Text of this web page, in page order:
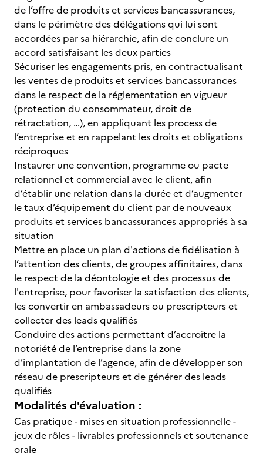
de l’offre de produits et services bancassurances,
dans le périmètre des délégations qui lui sont
accordées par sa hiérarchie, afin de conclure un
accord satisfaisant les deux parties
Sécuriser les engagements pris, en contractualisant
les ventes de produits et services bancassurances
dans le respect de la réglementation en vigueur
(protection du consommateur, droit de
rétractation, …), en appliquant les process de
l’entreprise et en rappelant les droits et obligations
réciproques
Instaurer une convention, programme ou pacte
relationnel et commercial avec le client, afin
d’établir une relation dans la durée et d’augmenter
le taux d’équipement du client par de nouveaux
produits et services bancassurances appropriés à sa
situation
Mettre en place un plan d'actions de fidélisation à
l’attention des clients, de groupes affinitaires, dans
le respect de la déontologie et des processus de
l'entreprise, pour favoriser la satisfaction des clients,
les convertir en ambassadeurs ou prescripteurs et
collecter des leads qualifiés
Conduire des actions permettant d’accroître la
notoriété de l’entreprise dans la zone
d’implantation de l’agence, afin de développer son
réseau de prescripteurs et de générer des leads
qualifiés
Modalités d'évaluation :
Cas pratique - mises en situation professionnelle -
jeux de rôles - livrables professionnels et soutenance
orale